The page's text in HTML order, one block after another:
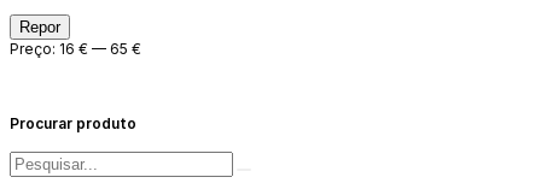
Preço
Min
Preço
Max
Repor
Preço: 16 € — 65 €
Procurar produto
Pesquisar
por: